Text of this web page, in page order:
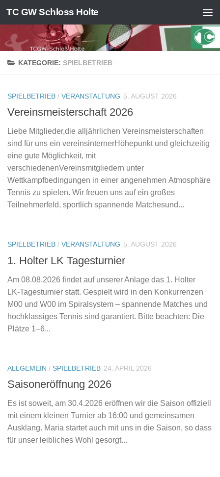
Zum Inhalt springen
TC GW Schloss Holte
KATEGORIE: SPIELBETRIEB
SPIELBETRIEB / VERANSTALTUNG 5. AUGUST 2026
Vereinsmeisterschaft 2026
Liebe Mitglieder,die alljährlichen Vereinsmeisterschaften
sind für uns ein vereinsinternerHöhepunkt und gleichzeitig
eine gute Möglichkeit, mit
verschiedenenVereinsmitgliedern unter
Wettkampfbedingungen in einer angenehmen Atmosphäre
Tennis zu spielen. Wir freuen uns auf ein großes
Teilnehmerfeld, sportlich spannende Matchesund...
SPIELBETRIEB / VERANSTALTUNG 5. AUGUST 2026
1. Holter LK Tagesturnier
Am 08.08.2026 findet auf unserer Anlage das 1. Holter
LK‑Tagesturnier statt. Gespielt wird in den Konkurrenzen
M00 und W00 im Spiralsystem – spannende Matches und
hochklassiges Tennis sind garantiert. Bitte beachten: Die
Plätze 1–6...
ALLGEMEIN / SPIELBETRIEB 24. APRIL 2026
Saisoneröffnung 2026
Es ist soweit, am 30.4.2026 eröffnen wir die Saison offiziell
mit einem kleinen Turnier ab 16:00 und gemeinsamen
Ausklang. Maria startet auch mit uns in die Saison, so dass
für unser leibliches Wohl gesorgt...